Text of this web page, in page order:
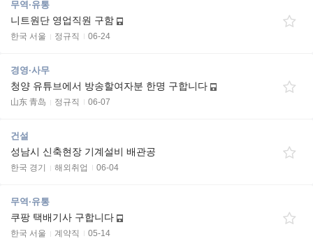
무역·유통
니트원단 영업직원 구함
한국 서울 정규직 06-24
경영·사무
청양 유튜브에서 방송할여자분 한명 구합니다
山东 青岛 정규직 06-07
건설
성남시 신축현장 기계설비 배관공
한국 경기 해외취업 06-04
무역·유통
쿠팡 택배기사 구합니다
한국 서울 계약직 05-14